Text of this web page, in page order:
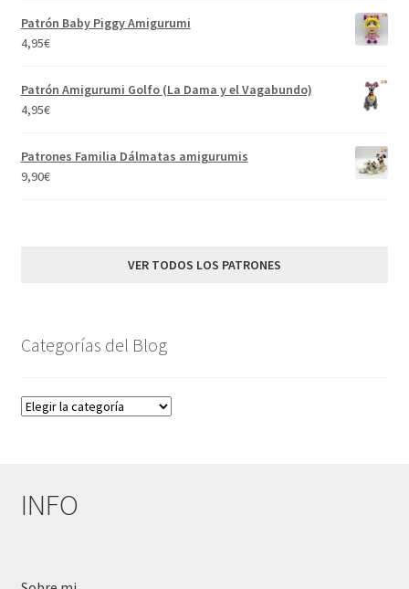
de
Patrón Baby Piggy Amigurumi
4,95€
Patrón Amigurumi Golfo (La Dama y el Vagabundo)
4,95€
Patrones Familia Dálmatas amigurumis
9,90€
VER TODOS LOS PATRONES
Categorías del Blog
Categorías
INFO